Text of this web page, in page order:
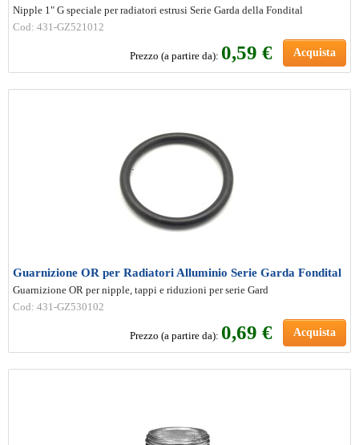
Nipple 1" G speciale per radiatori estrusi Serie Garda della Fondital
Cod: 431-GZ521012
Prezzo (a partire da): 0,59 € Acquista
Guarnizione OR per Radiatori Alluminio Serie Garda Fondital
Guarnizione OR per nipple, tappi e riduzioni per serie Gard
Cod: 431-GZ530102
Prezzo (a partire da): 0,69 € Acquista